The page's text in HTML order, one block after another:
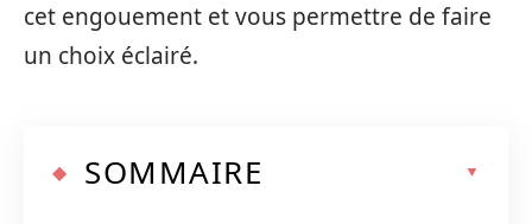
cet engouement et vous permettre de faire
un choix éclairé.
SOMMAIRE